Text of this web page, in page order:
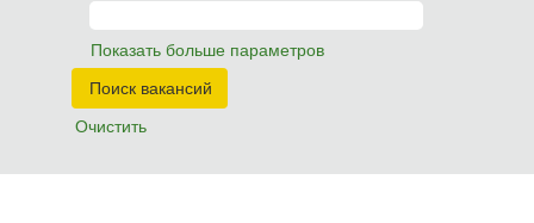
Показать больше параметров
Очистить